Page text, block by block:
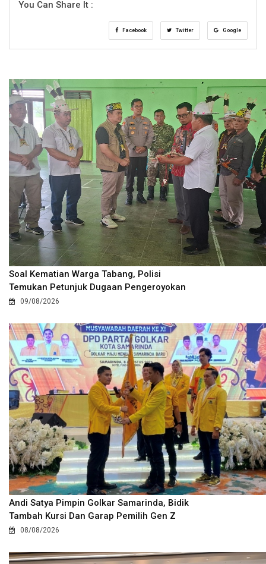
You Can Share It :
Facebook Twitter Google
Soal Kematian Warga Tabang, Polisi
Temukan Petunjuk Dugaan Pengeroyokan
09/08/2026
Andi Satya Pimpin Golkar Samarinda, Bidik
Tambah Kursi Dan Garap Pemilih Gen Z
08/08/2026